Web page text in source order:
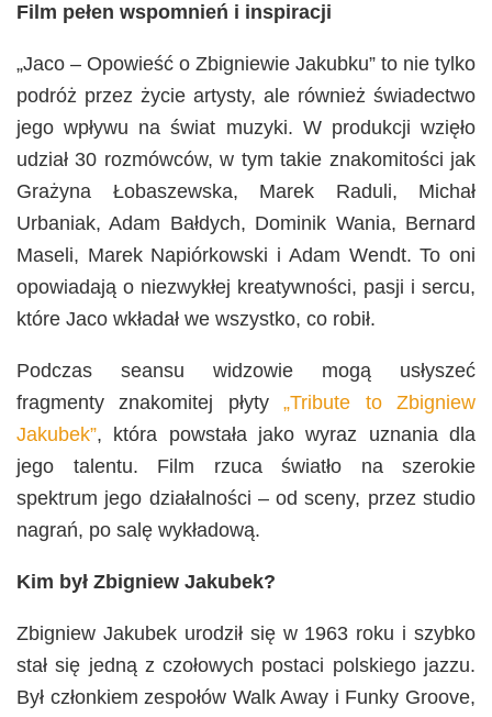
Film pełen wspomnień i inspiracji
„Jaco – Opowieść o Zbigniewie Jakubku” to nie tylko
podróż przez życie artysty, ale również świadectwo
jego wpływu na świat muzyki. W produkcji wzięło
udział 30 rozmówców, w tym takie znakomitości jak
Grażyna Łobaszewska, Marek Raduli, Michał
Urbaniak, Adam Bałdych, Dominik Wania, Bernard
Maseli, Marek Napiórkowski i Adam Wendt. To oni
opowiadają o niezwykłej kreatywności, pasji i sercu,
które Jaco wkładał we wszystko, co robił.
Podczas seansu widzowie mogą usłyszeć
fragmenty znakomitej płyty„Tribute to Zbigniew
Jakubek”, która powstała jako wyraz uznania dla
jego talentu. Film rzuca światło na szerokie
spektrum jego działalności – od sceny, przez studio
nagrań, po salę wykładową.
Kim był Zbigniew Jakubek?
Zbigniew Jakubek urodził się w 1963 roku i szybko
stał się jedną z czołowych postaci polskiego jazzu.
Był członkiem zespołów Walk Away i Funky Groove,